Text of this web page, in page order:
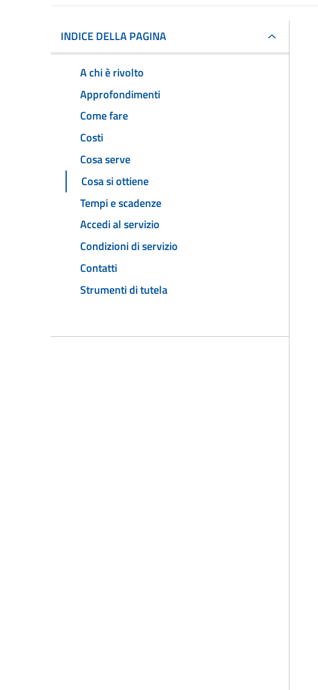
INDICE DELLA PAGINA
A chi è rivolto
Approfondimenti
Come fare
Costi
Cosa serve
Cosa si ottiene
Tempi e scadenze
Accedi al servizio
Condizioni di servizio
Contatti
Strumenti di tutela